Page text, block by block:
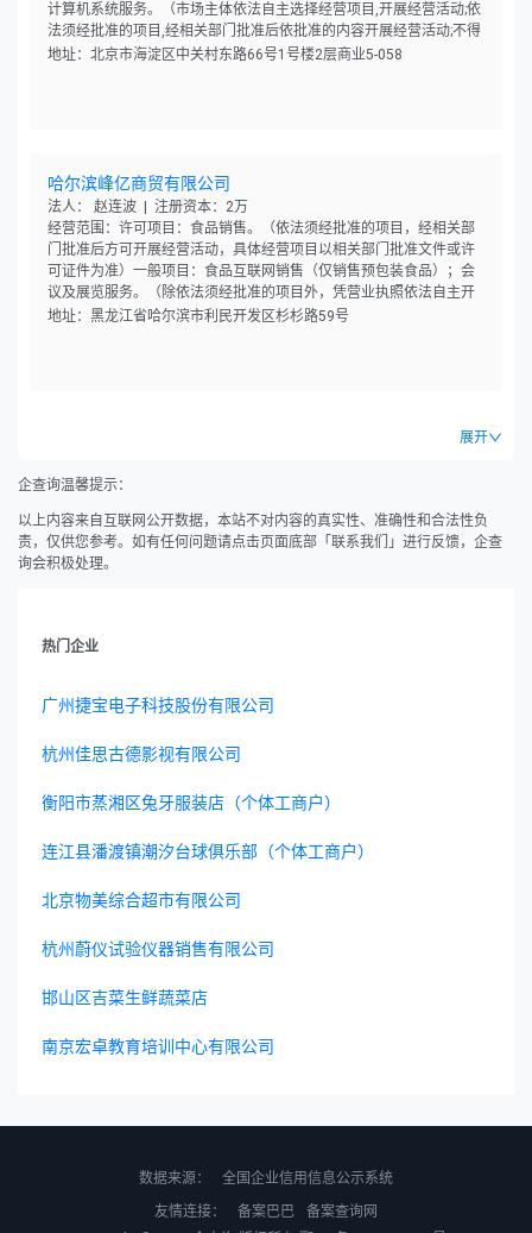
计算机系统服务。（市场主体依法自主选择经营项目,开展经营活动;依
法须经批准的项目,经相关部门批准后依批准的内容开展经营活动;不得
从事国家和本市产业政策禁止和限制类项目的经营活动。）
地址：北京市海淀区中关村东路66号1号楼2层商业5-058
哈尔滨峰亿商贸有限公司
法人： 赵连波 | 注册资本：2万
经营范围：许可项目：食品销售。（依法须经批准的项目，经相关部
门批准后方可开展经营活动，具体经营项目以相关部门批准文件或许
可证件为准）一般项目：食品互联网销售（仅销售预包装食品）；会
议及展览服务。（除依法须经批准的项目外，凭营业执照依法自主开
展经营活动）
地址：黑龙江省哈尔滨市利民开发区杉杉路59号
展开
企查询温馨提示：
以上内容来自互联网公开数据，本站不对内容的真实性、准确性和合法性负
责，仅供您参考。如有任何问题请点击页面底部「联系我们」进行反馈，企查
询会积极处理。
热门企业
广州捷宝电子科技股份有限公司
杭州佳思古德影视有限公司
衡阳市蒸湘区兔牙服装店（个体工商户）
连江县潘渡镇潮汐台球俱乐部（个体工商户）
北京物美综合超市有限公司
杭州蔚仪试验仪器销售有限公司
邯山区吉菜生鲜蔬菜店
南京宏卓教育培训中心有限公司
数据来源：
全国企业信用信息公示系统
友情连接：
备案巴巴
备案查询网